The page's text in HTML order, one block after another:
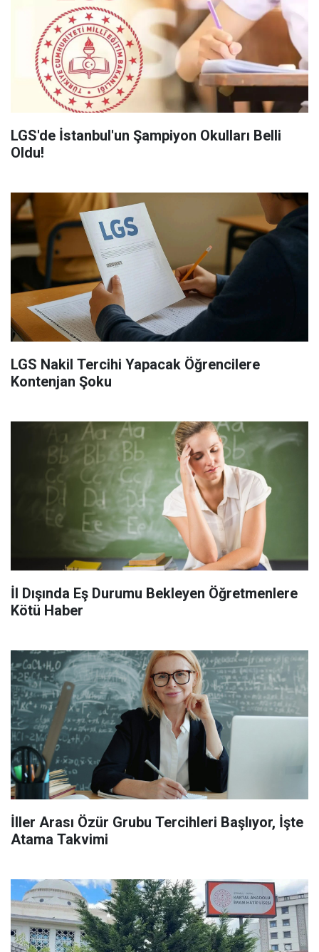
LGS'de İstanbul'un Şampiyon Okulları Belli
Oldu!
LGS Nakil Tercihi Yapacak Öğrencilere
Kontenjan Şoku
İl Dışında Eş Durumu Bekleyen Öğretmenlere
Kötü Haber
İller Arası Özür Grubu Tercihleri Başlıyor, İşte
Atama Takvimi